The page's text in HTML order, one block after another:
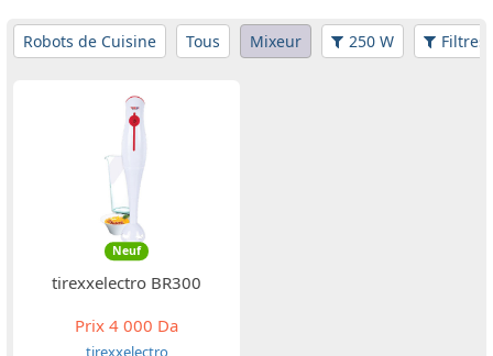
Robots de Cuisine Tous Mixeur 250 W Filtres
Neuf
tirexxelectro BR300
Prix 4 000 Da
tirexxelectro